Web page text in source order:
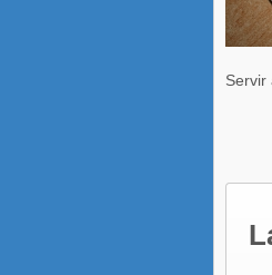
Servir